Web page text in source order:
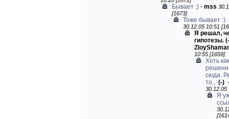
Бывает ;) - mss
[1673]
Тоже бывает :).
30.12.05 10:51
Я решал,
гипотезы.
10:55 [1659]
Хоть
сюда.
то... (-)
30.12.05
Я